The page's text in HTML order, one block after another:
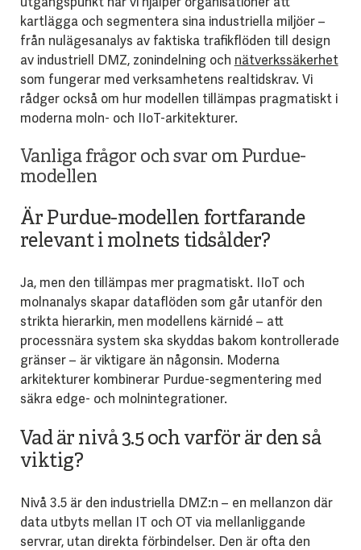
kartlägga och segmentera sina industriella miljöer –
från nulägesanalys av faktiska trafikflöden till design
av industriell DMZ, zonindelning och nätverkssäkerhet
som fungerar med verksamhetens realtidskrav. Vi
rådger också om hur modellen tillämpas pragmatiskt i
moderna moln- och IIoT-arkitekturer.
Vanliga frågor och svar om Purdue-
modellen
Är Purdue-modellen fortfarande
relevant i molnets tidsålder?
Ja, men den tillämpas mer pragmatiskt. IIoT och
molnanalys skapar dataflöden som går utanför den
strikta hierarkin, men modellens kärnidé – att
processnära system ska skyddas bakom kontrollerade
gränser – är viktigare än någonsin. Moderna
arkitekturer kombinerar Purdue-segmentering med
säkra edge- och molnintegrationer.
Vad är nivå 3.5 och varför är den så
viktig?
Nivå 3.5 är den industriella DMZ:n – en mellanzon där
data utbyts mellan IT och OT via mellanliggande
servrar, utan direkta förbindelser. Den är ofta den